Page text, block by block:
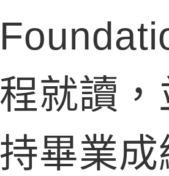
程就讀，
持畢業成